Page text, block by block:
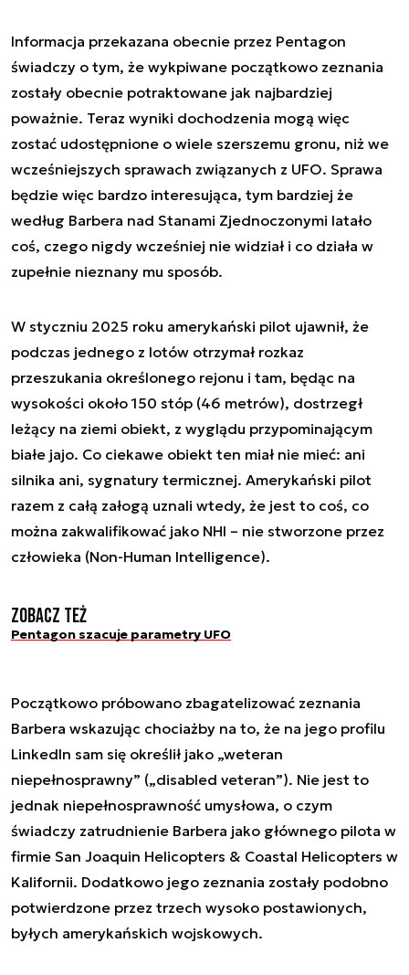
Informacja przekazana obecnie przez Pentagon
świadczy o tym, że wykpiwane początkowo zeznania
zostały obecnie potraktowane jak najbardziej
poważnie. Teraz wyniki dochodzenia mogą więc
zostać udostępnione o wiele szerszemu gronu, niż we
wcześniejszych sprawach związanych z UFO. Sprawa
będzie więc bardzo interesująca, tym bardziej że
według Barbera nad Stanami Zjednoczonymi latało
coś, czego nigdy wcześniej nie widział i co działa w
zupełnie nieznany mu sposób.
W styczniu 2025 roku amerykański pilot ujawnił, że
podczas jednego z lotów otrzymał rozkaz
przeszukania określonego rejonu i tam, będąc na
wysokości około 150 stóp (46 metrów), dostrzegł
leżący na ziemi obiekt, z wyglądu przypominającym
białe jajo. Co ciekawe obiekt ten miał nie mieć: ani
silnika ani, sygnatury termicznej. Amerykański pilot
razem z całą załogą uznali wtedy, że jest to coś, co
można zakwalifikować jako NHI – nie stworzone przez
człowieka (Non-Human Intelligence).
Zobacz też
Pentagon szacuje parametry UFO
Początkowo próbowano zbagatelizować zeznania
Barbera wskazując chociażby na to, że na jego profilu
LinkedIn sam się określił jako „weteran
niepełnosprawny” („disabled veteran”). Nie jest to
jednak niepełnosprawność umysłowa, o czym
świadczy zatrudnienie Barbera jako głównego pilota w
firmie San Joaquin Helicopters & Coastal Helicopters w
Kalifornii. Dodatkowo jego zeznania zostały podobno
potwierdzone przez trzech wysoko postawionych,
byłych amerykańskich wojskowych.